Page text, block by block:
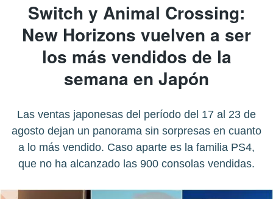
Switch y Animal Crossing:
New Horizons vuelven a ser
los más vendidos de la
semana en Japón
Las ventas japonesas del período del 17 al 23 de
agosto dejan un panorama sin sorpresas en cuanto
a lo más vendido. Caso aparte es la familia PS4,
que no ha alcanzado las 900 consolas vendidas.